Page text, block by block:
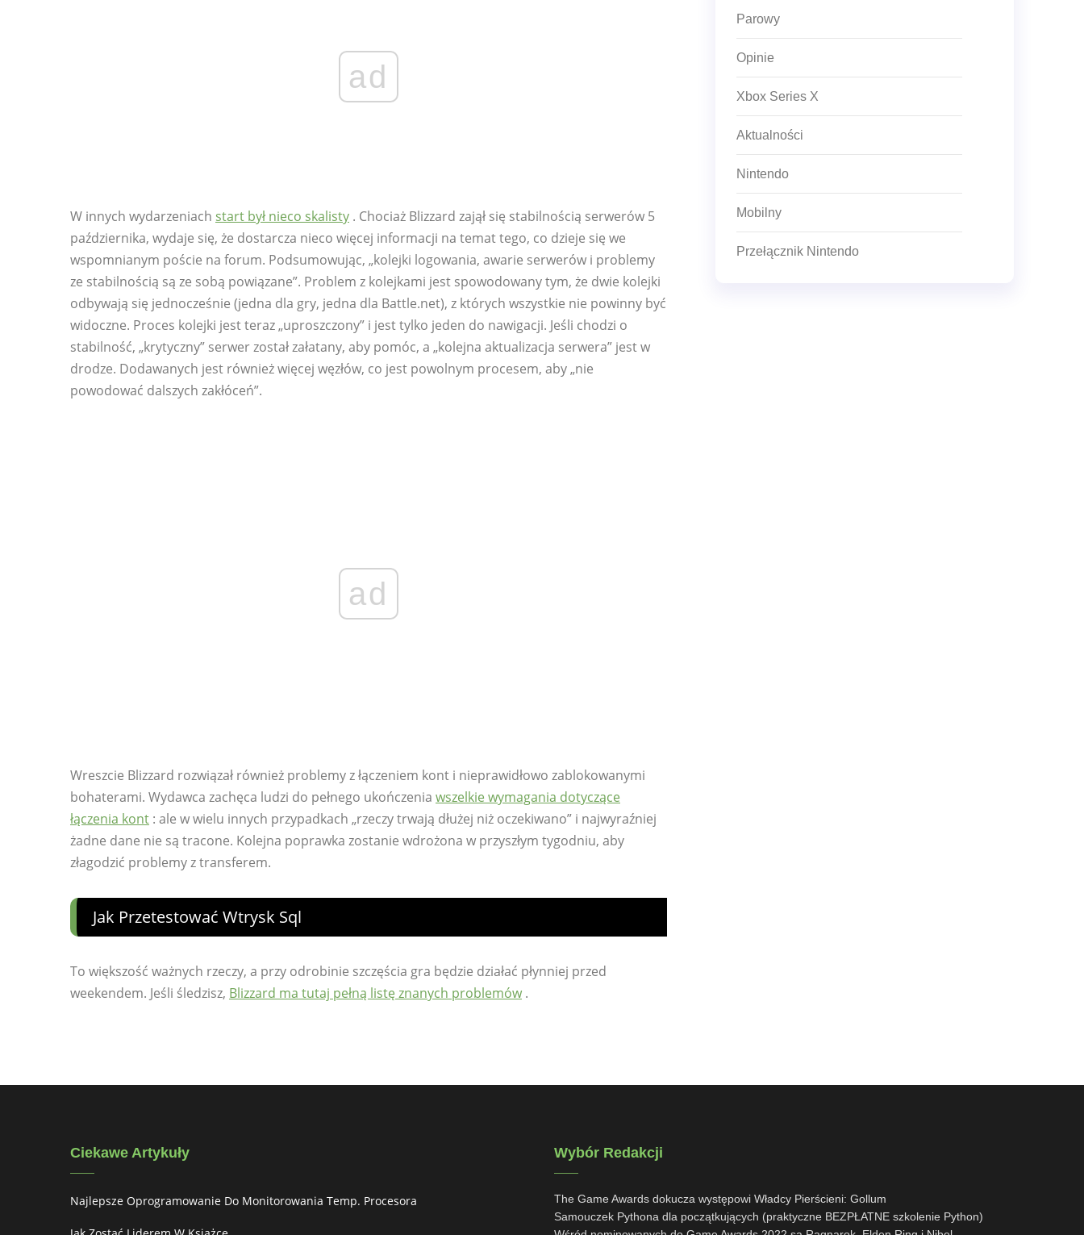
ad
W innych wydarzeniach start był nieco skalisty . Chociaż Blizzard zajął się stabilnością serwerów 5
października, wydaje się, że dostarcza nieco więcej informacji na temat tego, co dzieje się we
wspomnianym poście na forum. Podsumowując, „kolejki logowania, awarie serwerów i problemy
ze stabilnością są ze sobą powiązane”. Problem z kolejkami jest spowodowany tym, że dwie kolejki
odbywają się jednocześnie (jedna dla gry, jedna dla Battle.net), z których wszystkie nie powinny być
widoczne. Proces kolejki jest teraz „uproszczony” i jest tylko jeden do nawigacji. Jeśli chodzi o
stabilność, „krytyczny” serwer został załatany, aby pomóc, a „kolejna aktualizacja serwera” jest w
drodze. Dodawanych jest również więcej węzłów, co jest powolnym procesem, aby „nie
powodować dalszych zakłóceń”.
ad
Wreszcie Blizzard rozwiązał również problemy z łączeniem kont i nieprawidłowo zablokowanymi
bohaterami. Wydawca zachęca ludzi do pełnego ukończenia wszelkie wymagania dotyczące
łączenia kont : ale w wielu innych przypadkach „rzeczy trwają dłużej niż oczekiwano” i najwyraźniej
żadne dane nie są tracone. Kolejna poprawka zostanie wdrożona w przyszłym tygodniu, aby
złagodzić problemy z transferem.
Jak Przetestować Wtrysk Sql
To większość ważnych rzeczy, a przy odrobinie szczęścia gra będzie działać płynniej przed
weekendem. Jeśli śledzisz, Blizzard ma tutaj pełną listę znanych problemów.
Parowy
Opinie
Xbox Series X
Aktualności
Nintendo
Mobilny
Przełącznik Nintendo
Ciekawe Artykuły
Najlepsze Oprogramowanie Do Monitorowania Temp. Procesora
Wybór Redakcji
The Game Awards dokucza występowi Władcy Pierścieni: Gollum
Samouczek Pythona dla początkujących (praktyczne BEZPŁATNE szkolenie Python)